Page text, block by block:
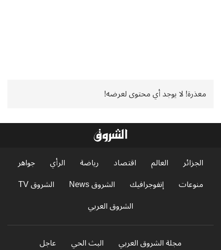
معذرة! لا يوجد أي محتوى لعرضه!
الجزائر العالم اقتصاد رياضة الرأي
جواهر
منوعات
إنفوجرافيك الشروق News
الشروق TV
الشروق العربي
مجلة الشروق العربي البث الحي عاجل